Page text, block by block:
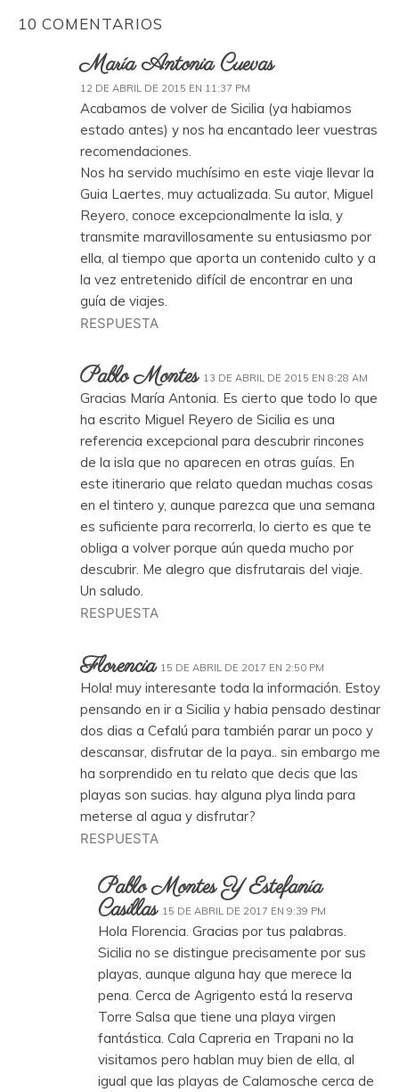
10 COMENTARIOS
María Antonia Cuevas
12 DE ABRIL DE 2015 EN 11:37 PM
Acabamos de volver de Sicilia (ya habiamos
estado antes) y nos ha encantado leer vuestras
recomendaciones.
Nos ha servido muchísimo en este viaje llevar la
Guia Laertes, muy actualizada. Su autor, Miguel
Reyero, conoce excepcionalmente la isla, y
transmite maravillosamente su entusiasmo por
ella, al tiempo que aporta un contenido culto y a
la vez entretenido difícil de encontrar en una
guía de viajes.
RESPUESTA
Pablo Montes 13 DE ABRIL DE 2015 EN 8:28 AM
Gracias María Antonia. Es cierto que todo lo que
ha escrito Miguel Reyero de Sicilia es una
referencia excepcional para descubrir rincones
de la isla que no aparecen en otras guías. En
este itinerario que relato quedan muchas cosas
en el tintero y, aunque parezca que una semana
es suficiente para recorrerla, lo cierto es que te
obliga a volver porque aún queda mucho por
descubrir. Me alegro que disfrutarais del viaje.
Un saludo.
RESPUESTA
Florencia 15 DE ABRIL DE 2017 EN 2:50 PM
Hola! muy interesante toda la información. Estoy
pensando en ir a Sicilia y habia pensado destinar
dos dias a Cefalú para también parar un poco y
descansar, disfrutar de la paya.. sin embargo me
ha sorprendido en tu relato que decis que las
playas son sucias. hay alguna plya linda para
meterse al agua y disfrutar?
RESPUESTA
Pablo Montes Y Estefanía
Casillas 15 DE ABRIL DE 2017 EN 9:39 PM
Hola Florencia. Gracias por tus palabras.
Sicilia no se distingue precisamente por sus
playas, aunque alguna hay que merece la
pena. Cerca de Agrigento está la reserva
Torre Salsa que tiene una playa virgen
fantástica. Cala Capreria en Trapani no la
visitamos pero hablan muy bien de ella, al
igual que las playas de Calamosche cerca de